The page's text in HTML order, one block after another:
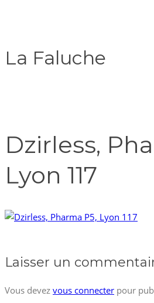
La Faluche
Dzirless,
Lyon 117
Laisser un
Vous devez vous connecter pour